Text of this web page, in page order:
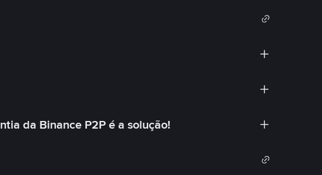
da Binance P2P é a solução!